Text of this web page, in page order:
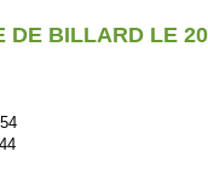
DE BILLARD LE